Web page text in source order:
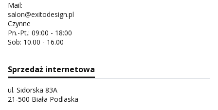
Mail:
salon@exitodesign.pl
Czynne
Pn.-Pt.: 09:00 - 18:00
Sob: 10.00 - 16.00
Sprzedaż internetowa
ul. Sidorska 83A
21-500 Biała Podlaska